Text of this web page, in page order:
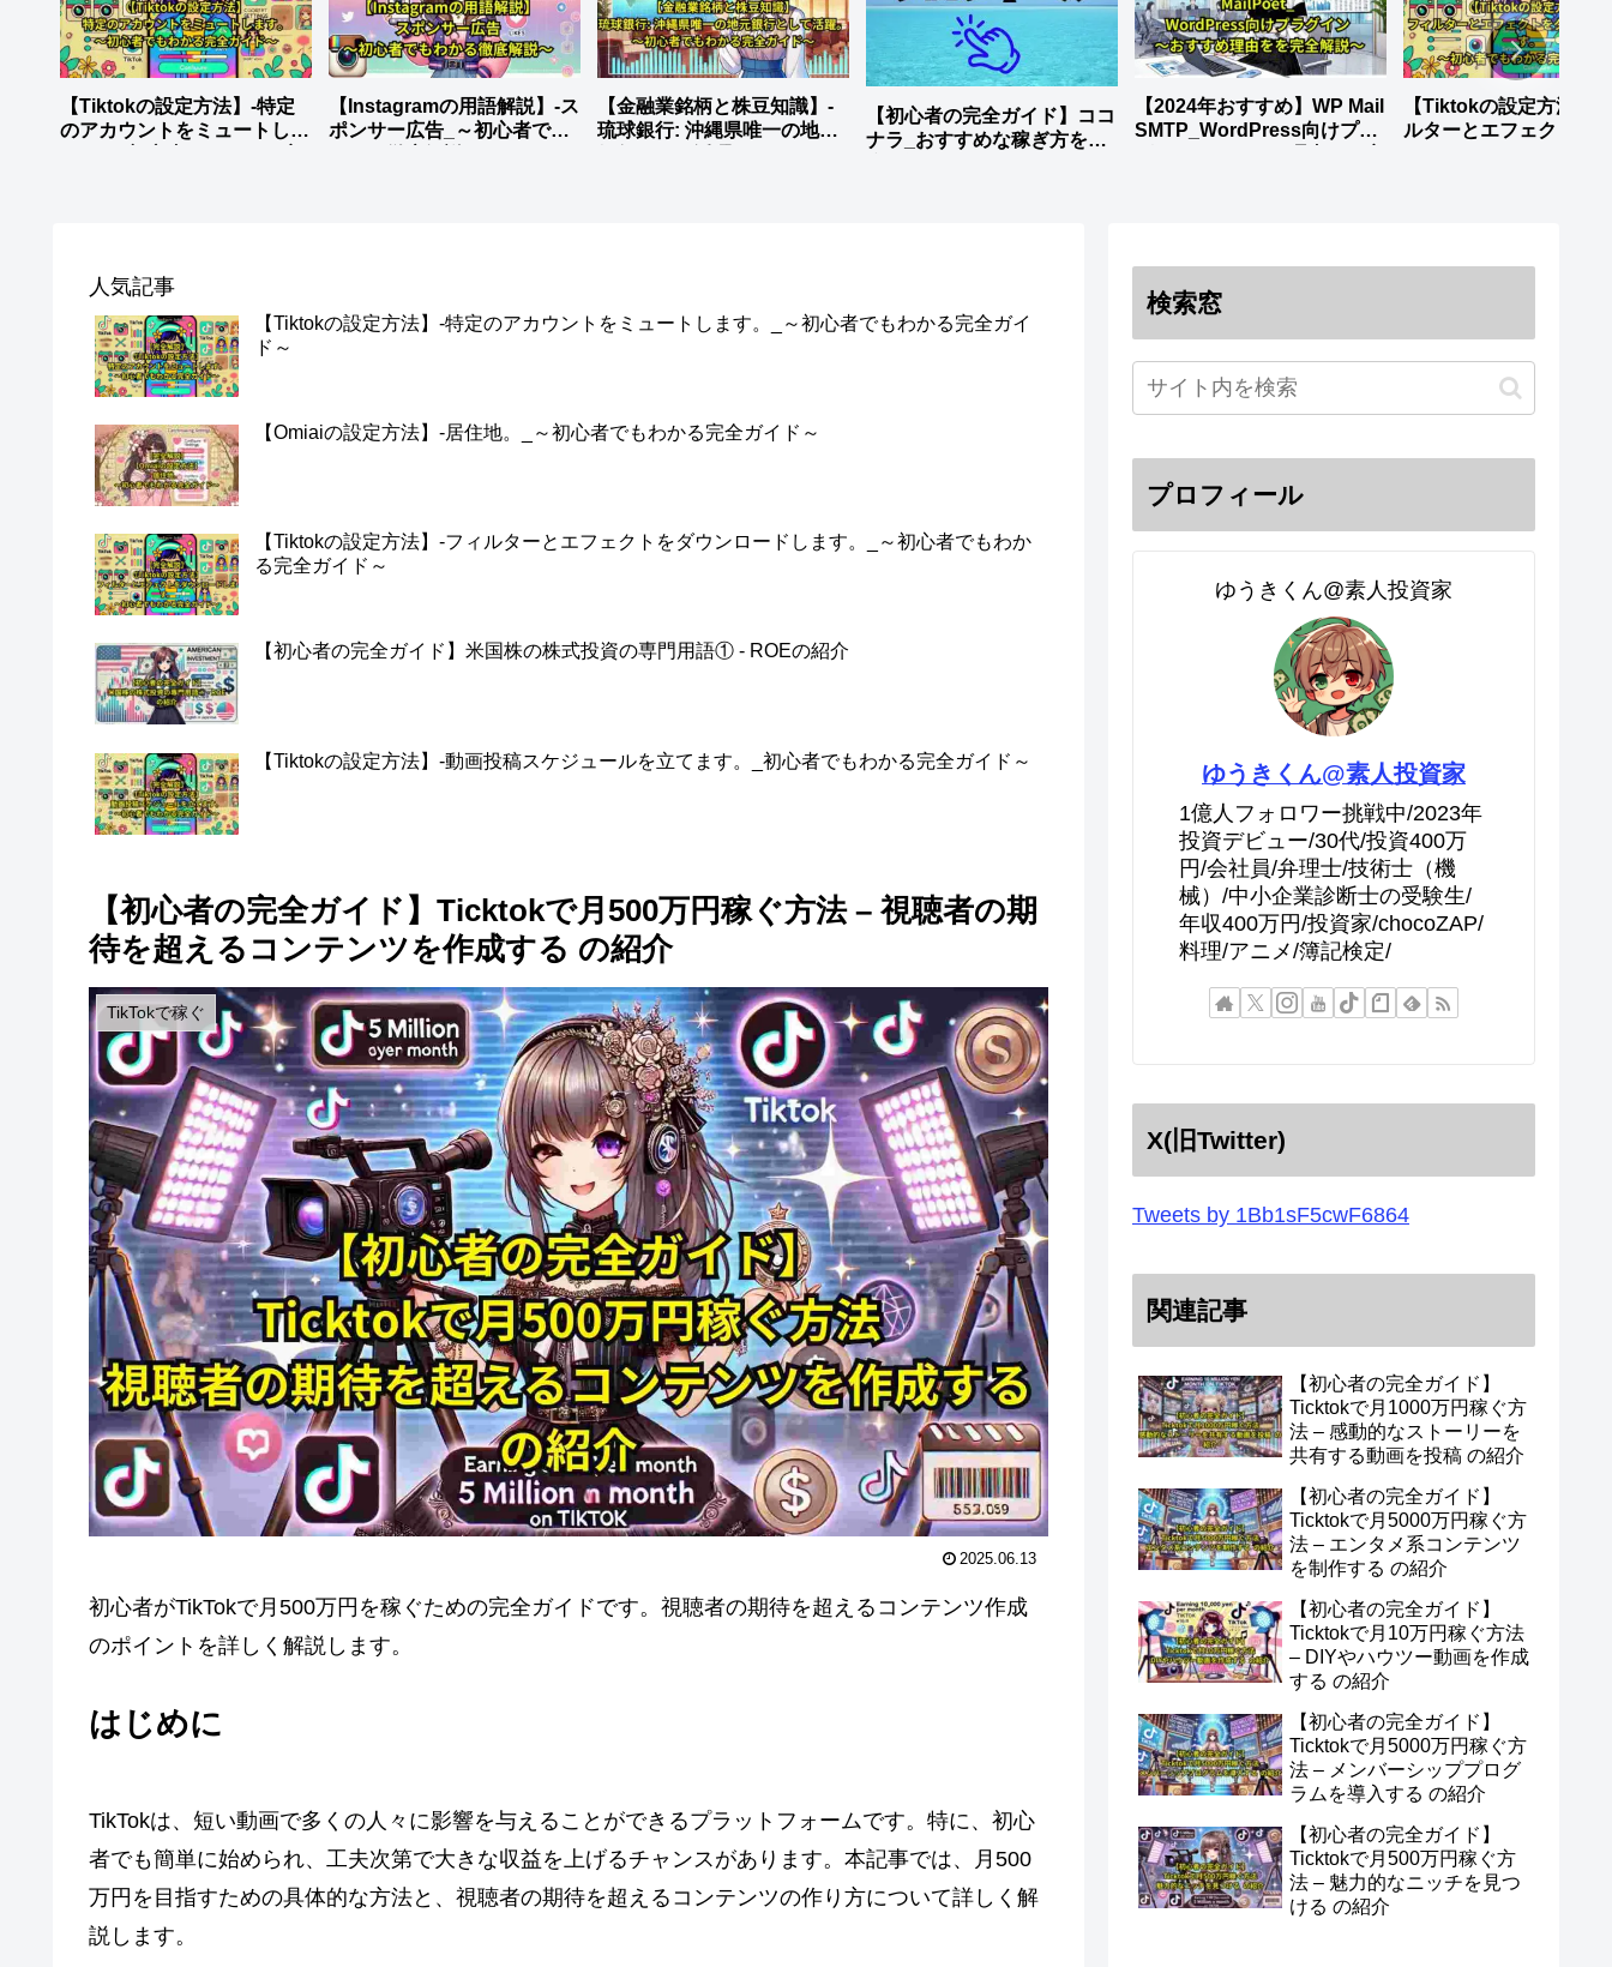
【Tiktokの設定方法】-特定
のアカウントをミュートしま
【Instagramの用語解説】-ス
ポンサー広告_～初心者でも
【金融業銘柄と株豆知識】-
琉球銀行: 沖縄県唯一の地元
【初心者の完全ガイド】ココ
ナラ_おすすめな稼ぎ方を徹
【2024年おすすめ】WP Mail
SMTP_WordPress向けプラ
【Tiktokの設定方法】-
ルターとエフェクトを
人気記事
【Tiktokの設定方法】-特定のアカウントをミュートします。_～初心者でもわかる完全ガイ
ド～
【Omiaiの設定方法】-居住地。_～初心者でもわかる完全ガイド～
【Tiktokの設定方法】-フィルターとエフェクトをダウンロードします。_～初心者でもわか
る完全ガイド～
【初心者の完全ガイド】米国株の株式投資の専門用語① - ROEの紹介
【Tiktokの設定方法】-動画投稿スケジュールを立てます。_初心者でもわかる完全ガイド～
【初心者の完全ガイド】Ticktokで月500万円稼ぐ方法 – 視聴者の期
待を超えるコンテンツを作成する の紹介
TikTokで稼ぐ
2025.06.13
初心者がTikTokで月500万円を稼ぐための完全ガイドです。視聴者の期待を超えるコンテンツ作成
のポイントを詳しく解説します。
はじめに
TikTokは、短い動画で多くの人々に影響を与えることができるプラットフォームです。特に、初心
者でも簡単に始められ、工夫次第で大きな収益を上げるチャンスがあります。本記事では、月500
万円を目指すための具体的な方法と、視聴者の期待を超えるコンテンツの作り方について詳しく解
説します。
検索窓
プロフィール
ゆうきくん@素人投資家
ゆうきくん@素人投資家
1億人フォロワー挑戦中/2023年
投資デビュー/30代/投資400万
円/会社員/弁理士/技術士（機
械）/中小企業診断士の受験生/
年収400万円/投資家/chocoZAP/
料理/アニメ/簿記検定/
X(旧Twitter)
Tweets by 1Bb1sF5cwF6864
関連記事
【初心者の完全ガイド】
Ticktokで月1000万円稼ぐ方
法 – 感動的なストーリーを
共有する動画を投稿 の紹介
【初心者の完全ガイド】
Ticktokで月5000万円稼ぐ方
法 – エンタメ系コンテンツ
を制作する の紹介
【初心者の完全ガイド】
Ticktokで月10万円稼ぐ方法
– DIYやハウツー動画を作成
する の紹介
【初心者の完全ガイド】
Ticktokで月5000万円稼ぐ方
法 – メンバーシッププログ
ラムを導入する の紹介
【初心者の完全ガイド】
Ticktokで月500万円稼ぐ方
法 – 魅力的なニッチを見つ
ける の紹介